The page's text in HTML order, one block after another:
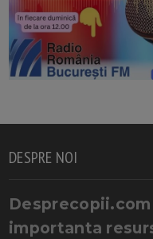
DESPRE NOI
importanta